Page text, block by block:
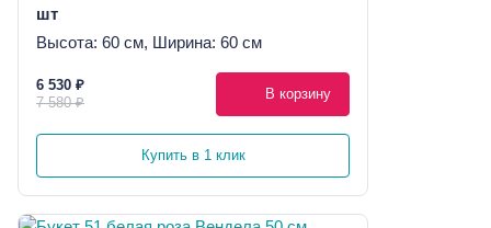
шт
Высота: 60 см, Ширина: 60 см
6 530 ₽
7 580 ₽
В корзину
Купить в 1 клик